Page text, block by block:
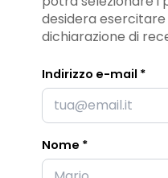
desidera
dichiarazione di
Indirizzo e-mail *
Nome *